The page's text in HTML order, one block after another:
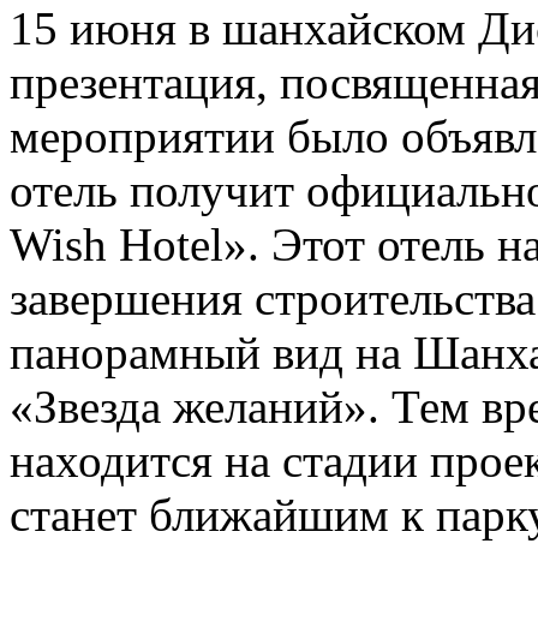
15 июня в шанхайском
презентация,
мероприятии было
отель получит
Wish Hotel». Этот отель
завершения
панорамный вид на
«Звезда желаний». Тем
находится на стадии
станет ближайшим к